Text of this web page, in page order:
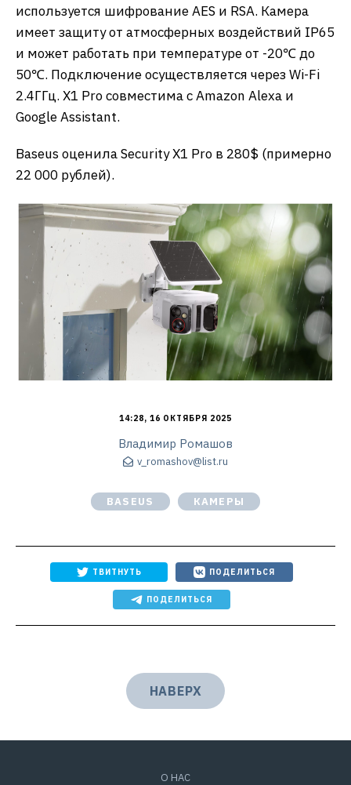
используется шифрование AES и RSA. ​Камера
имеет защиту от атмосферных воздействий IP65
и может работать при температуре от -20℃ до
50℃. Подключение осуществляется через Wi-Fi
2.4ГГц. X1 Pro совместима с Amazon Alexa и
Google Assistant.
Baseus оценила Security X1 Pro в 280$ (примерно
22 000 рублей).
14:28, 16 ОКТЯБРЯ 2025
Владимир Ромашов
v_romashov@list.ru
BASEUS КАМЕРЫ
ТВИТНУТЬ ПОДЕЛИТЬСЯ
ПОДЕЛИТЬСЯ
НАВЕРХ
О НАС